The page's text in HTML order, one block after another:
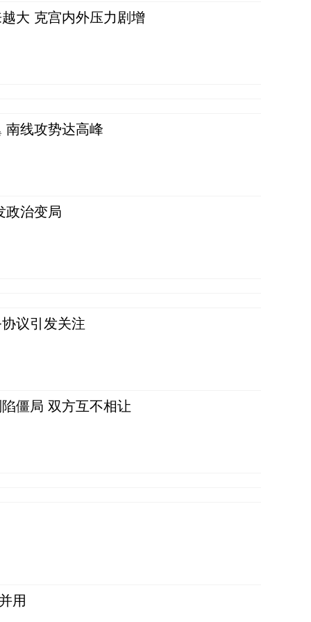
大 克宫内外压力剧增
南线攻势达高峰
政治变局
议引发关注
僵局 双方互不相让
用